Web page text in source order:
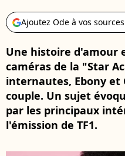
Ajoutez Ode à vos
Une histoire d'amour
caméras de la "Star
internautes, Ebony
couple. Un sujet
par les principaux
l'émission de TF1.